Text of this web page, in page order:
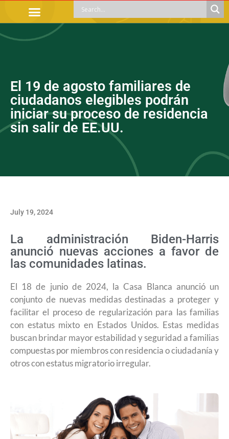
El 19 de agosto familiares de
ciudadanos elegibles podrán
iniciar su proceso de residencia
sin salir de EE.UU.
July 19, 2024
La administración Biden-Harris
anunció nuevas acciones a favor de
las comunidades latinas.
El 18 de junio de 2024, la Casa Blanca anunció un
conjunto de nuevas medidas destinadas a proteger y
facilitar el proceso de regularización para las familias
con estatus mixto en Estados Unidos. Estas medidas
buscan brindar mayor estabilidad y seguridad a familias
compuestas por miembros con residencia o ciudadanía y
otros con estatus migratorio irregular.